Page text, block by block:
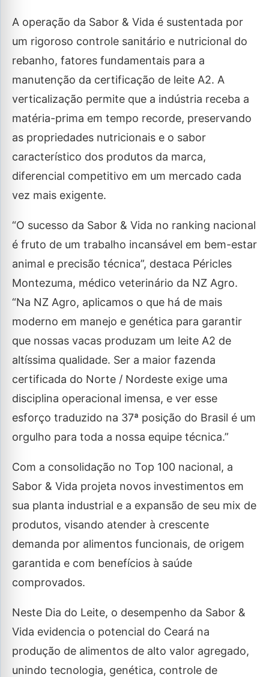
A operação da Sabor & Vida é sustentada por
um rigoroso controle sanitário e nutricional do
rebanho, fatores fundamentais para a
manutenção da certificação de leite A2. A
verticalização permite que a indústria receba a
matéria-prima em tempo recorde, preservando
as propriedades nutricionais e o sabor
característico dos produtos da marca,
diferencial competitivo em um mercado cada
vez mais exigente.
“O sucesso da Sabor & Vida no ranking nacional
é fruto de um trabalho incansável em bem-estar
animal e precisão técnica”, destaca Péricles
Montezuma, médico veterinário da NZ Agro.
“Na NZ Agro, aplicamos o que há de mais
moderno em manejo e genética para garantir
que nossas vacas produzam um leite A2 de
altíssima qualidade. Ser a maior fazenda
certificada do Norte / Nordeste exige uma
disciplina operacional imensa, e ver esse
esforço traduzido na 37ª posição do Brasil é um
orgulho para toda a nossa equipe técnica.”
Com a consolidação no Top 100 nacional, a
Sabor & Vida projeta novos investimentos em
sua planta industrial e a expansão de seu mix de
produtos, visando atender à crescente
demanda por alimentos funcionais, de origem
garantida e com benefícios à saúde
comprovados.
Neste Dia do Leite, o desempenho da Sabor &
Vida evidencia o potencial do Ceará na
produção de alimentos de alto valor agregado,
unindo tecnologia, genética, controle de